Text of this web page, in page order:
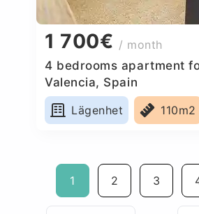
1 700€ / month
4 bedrooms apartment
Valencia, Spain
Lägenhet
110m2
1 2 3